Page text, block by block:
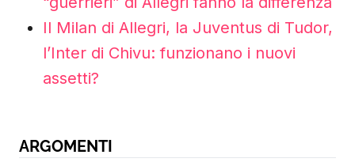
“guerrieri” di Allegri fanno la differenza
Il Milan di Allegri, la Juventus di Tudor,
l’Inter di Chivu: funzionano i nuovi
assetti?
ARGOMENTI